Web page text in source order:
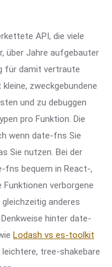
API, die viele
über Jahre aufgebauter
für damit vertraute
zweckgebundene
und zu debuggen
pro Funktion. Die
wenn date-fns Sie
Sie nutzen. Bei der
bequem in React-,
verborgene
anderes
hinter date-
Lodash vs es-toolkit
tree-shakebare